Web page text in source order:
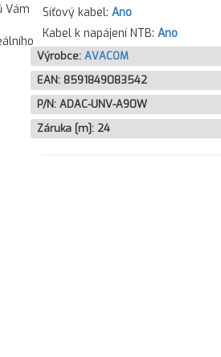
Vám
Síťový kabel: Ano
Kabel k napájení NTB: Ano
Výrobce: AVACOM
EAN: 8591849083542
P/N: ADAC-UNV-A90W
Záruka [m]: 24